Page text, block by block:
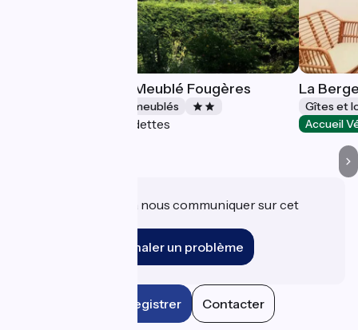
Les Agapanthes - Meublé Fougères
Gîtes et locations de meublés
Fondettes
La
Gîtes et
Accueil
Une information à nous communiquer sur cet
Signaler un problème
Enregistrer Contacter